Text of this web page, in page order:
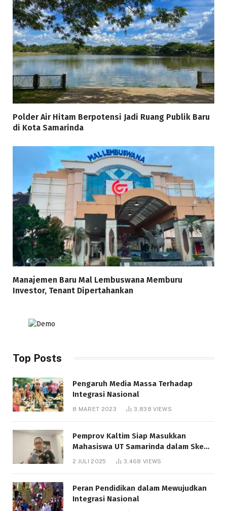
Polder Air Hitam Berpotensi Jadi Ruang Publik Baru
di Kota Samarinda
Manajemen Baru Mal Lembuswana Memburu
Investor, Tenant Dipertahankan
Top Posts
Pengaruh Media Massa Terhadap
Integrasi Nasional
8 MARET 2023 3,838VIEWS
Pemprov Kaltim Siap Masukkan
Mahasiswa UT Samarinda dalam Skema
Bantuan Pendidikan Gratispol
2 JULI 2025 3,468 VIEWS
Peran Pendidikan dalam Mewujudkan
Integrasi Nasional